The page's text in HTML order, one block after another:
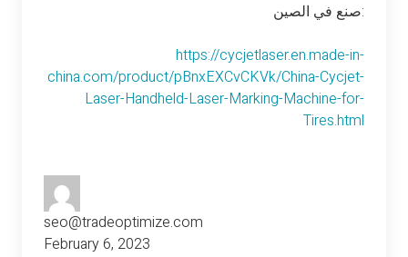
صنع في الصين:
https://cycjetlaser.en.made-in-
china.com/product/pBnxEXCvCKVk/China-Cycjet-
Laser-Handheld-Laser-Marking-Machine-for-
Tires.html
seo@tradeoptimize.com
February 6, 2023